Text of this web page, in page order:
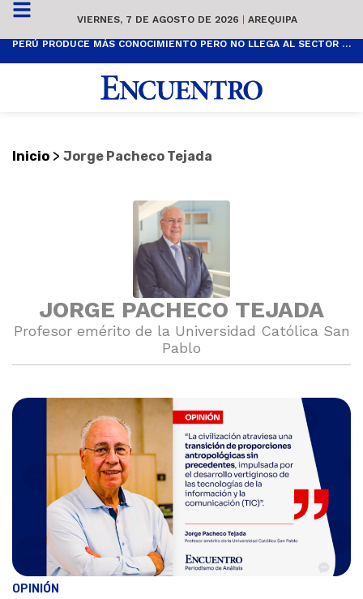
VIERNES, 7 DE AGOSTO DE 2026 | AREQUIPA
PERÚ PRODUCE MÁS CONOCIMIENTO PERO NO LLEGA AL SECTOR PRODUCTIVO
Inicio > Jorge Pacheco Tejada
JORGE PACHECO TEJADA
Profesor emérito de la Universidad Católica San
Pablo
OPINIÓN